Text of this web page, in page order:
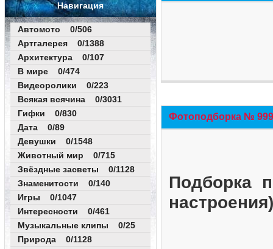
Навигация
Автомото 0/506
Артгалерея 0/1388
Архитектура 0/107
В мире 0/474
Видеоролики 0/223
Всякая всячина 0/3031
Гифки 0/830
Дата 0/89
Девушки 0/1548
Животный мир 0/715
Звёздные засветы 0/1128
Знаменитости 0/140
Игры 0/1047
Интересности 0/461
Музыкальные клипы 0/25
Природа 0/1128
Фотоподборка №
Подборка